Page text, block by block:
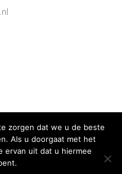
zorgen dat we u de beste
Als u doorgaat met het
ervan uit dat u hiermee